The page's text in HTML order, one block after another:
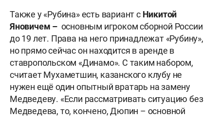
Также у «Рубина» есть вариант с Никитой
Яновичем – основным игроком сборной России
до 19 лет. Права на него принадлежат «Рубину»,
но прямо сейчас он находится в аренде в
ставропольском «Динамо». С таким набором,
считает Мухаметшин, казанского клубу не
нужен ещё один опытный вратарь на замену
Медведеву. «Если рассматривать ситуацию без
Медведева, то, кончено, Дюпин – основной